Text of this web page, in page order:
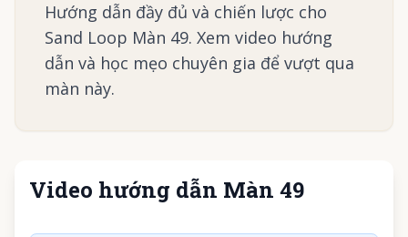
Hướng dẫn đầy đủ và chiến lược cho
Sand Loop Màn 49. Xem video hướng
dẫn và học mẹo chuyên gia để vượt qua
màn này.
Video hướng dẫn Màn 49
Nhấn để phát video